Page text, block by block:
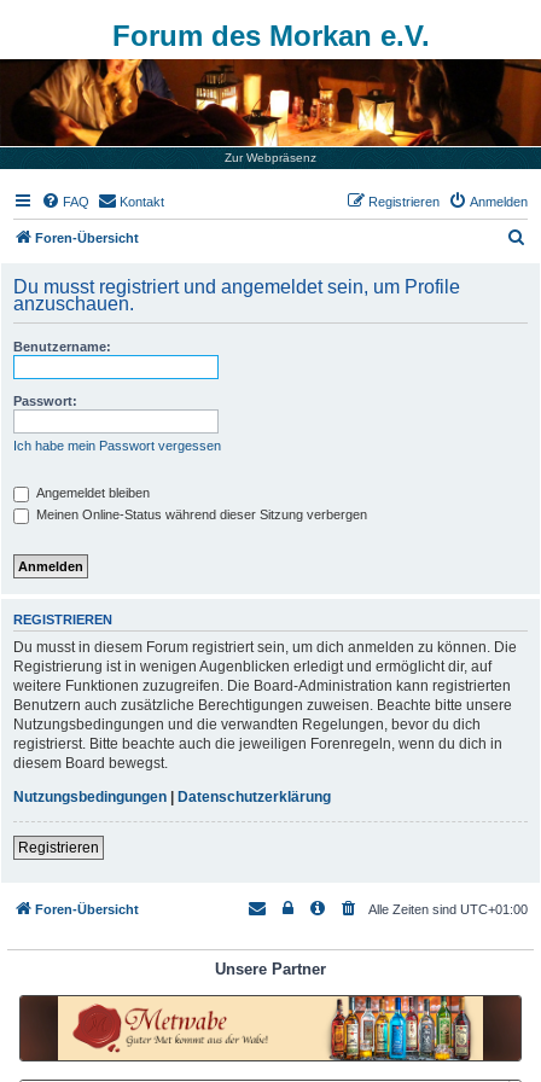
Forum des Morkan e.V.
Zur Webpräsenz
FAQ Kontakt Anmelden
Registrieren
Foren-Übersicht
h
Du musst registriert und angemeldet sein, um Profile
anzuschauen.
Benutzername:
Passwort:
Ich habe mein Passwort vergessen
Angemeldet bleiben
Meinen Online-Status während dieser Sitzung verbergen
REGISTRIEREN
Du musst in diesem Forum registriert sein, um dich anmelden zu können. Die
Registrierung ist in wenigen Augenblicken erledigt und ermöglicht dir, auf
weitere Funktionen zuzugreifen. Die Board-Administration kann registrierten
Benutzern auch zusätzliche Berechtigungen zuweisen. Beachte bitte unsere
Nutzungsbedingungen und die verwandten Regelungen, bevor du dich
registrierst. Bitte beachte auch die jeweiligen Forenregeln, wenn du dich in
diesem Board bewegst.
Nutzungsbedingungen
Datenschutzerklärung
Registrieren
Foren-Übersicht Alle Zeiten sind UTC+01:00
Unsere Partner